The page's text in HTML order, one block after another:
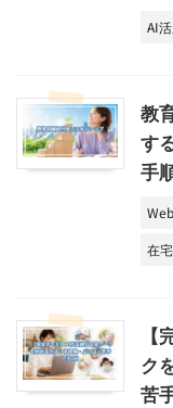
AI
教
す
手
在
ク
苦